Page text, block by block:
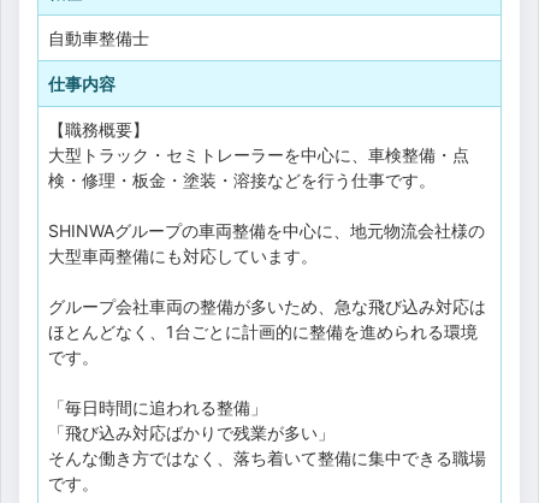
自動車整備士
仕事内容
【職務概要】
大型トラック・セミトレーラーを中心に、車検整備・点
検・修理・板金・塗装・溶接などを行う仕事です。
SHINWAグループの車両整備を中心に、地元物流会社様の
大型車両整備にも対応しています。
グループ会社車両の整備が多いため、急な飛び込み対応は
ほとんどなく、1台ごとに計画的に整備を進められる環境
です。
「毎日時間に追われる整備」
「飛び込み対応ばかりで残業が多い」
そんな働き方ではなく、落ち着いて整備に集中できる職場
です。